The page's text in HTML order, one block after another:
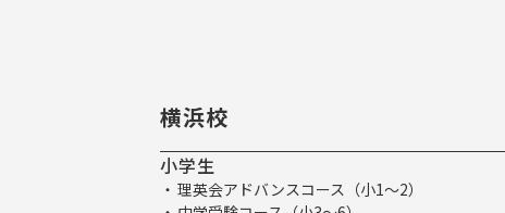
横浜校
小学生
理英会アドバンスコース（小1～2）